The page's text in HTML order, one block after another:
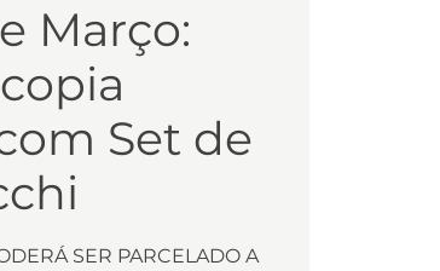
Março:
Set de
SER PARCELADO A